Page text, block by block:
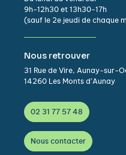
9h-12h30 et 13h30-17h
(sauf le 2e jeudi de chaque
Nous retrouver
31 Rue de Vire, Aunay-sur-
14260 Les Monts d’Aunay
02 31 77 57 48
Nous contacter